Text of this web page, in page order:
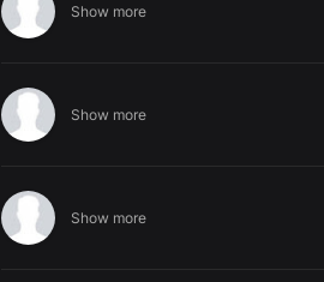
Show more
Show more
Show more